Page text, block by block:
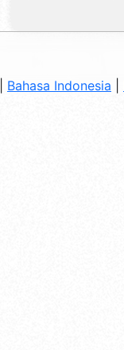
Bahasa Indonesia